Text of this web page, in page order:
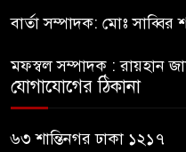
৯
বার্তা সম্পাদক: মোঃ সাব্বির
মফস্বল সম্পাদক : রায়হান
যোগাযোগের ঠিকানা
৬৩ শান্তিনগর ঢাকা ১২১৭